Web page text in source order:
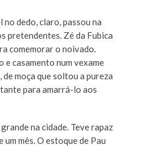
no dedo, claro, passou na
pretendentes. Zé da Fubica
comemorar o noivado.
e casamento num vexame
de moça que soltou a pureza
para amarrá-lo aos
na cidade. Teve rapaz
um mês. O estoque de Pau